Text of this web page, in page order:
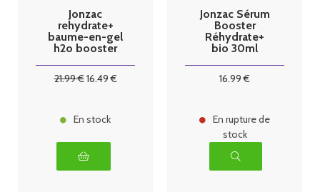
Jonzac
rehydrate+
baume-en-gel
h2o booster
21.99€16.49€
En stock
Jonzac Sérum
Booster
Réhydrate+
bio 30ml
16.99 €
En rupture de
stock